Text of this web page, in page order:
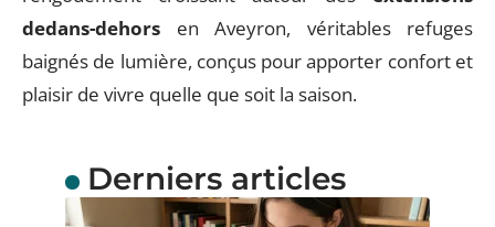
dedans-dehors en Aveyron, véritables refuges
baignés de lumière, conçus pour apporter confort et
plaisir de vivre quelle que soit la saison.
Derniers articles